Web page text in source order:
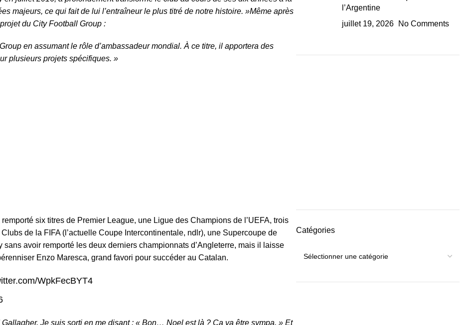
majeurs, ce qui fait de lui l’entraîneur le plus titré de notre histoire. »Même après
du City Football Group :
en assumant le rôle d’ambassadeur mondial. À ce titre, il apportera des
plusieurs projets spécifiques. »
six titres de Premier League, une Ligue des Champions de l’UEFA, trois
de la FIFA (l’actuelle Coupe Intercontinentale, ndlr), une Supercoupe de
sans avoir remporté les deux derniers championnats d’Angleterre, mais il laisse
Enzo Maresca, grand favori pour succéder au Catalan.
WpkFecBYT4
Je suis sorti en me disant : « Bon… Noel est là ? Ça va être sympa. » Et
l’Argentine
juillet 19, 2026
No Comments
Catégories